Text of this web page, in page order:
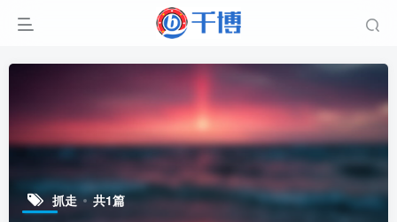
抓走 共1篇